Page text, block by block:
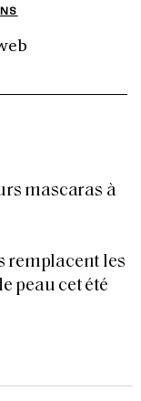
mascaras à
remplacent les
peau cet été